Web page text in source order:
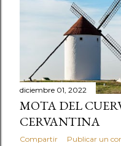
diciembre 01, 2022
MOTA DEL
CERVANTINA
Compartir Publicar un